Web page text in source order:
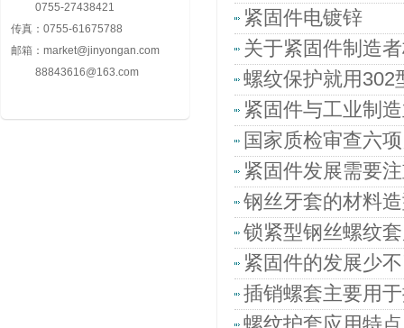
0755-27438421
传真： 0755-61675788
邮箱： market@jinyongan.com
88843616@163.com
紧固件电镀锌
关于紧固件制造
螺纹保护就用302
紧固件与工业制
国家质检审查六
紧固件发展需要
钢丝牙套的材料
锁紧型钢丝螺纹
紧固件的发展少
插销螺套主要用